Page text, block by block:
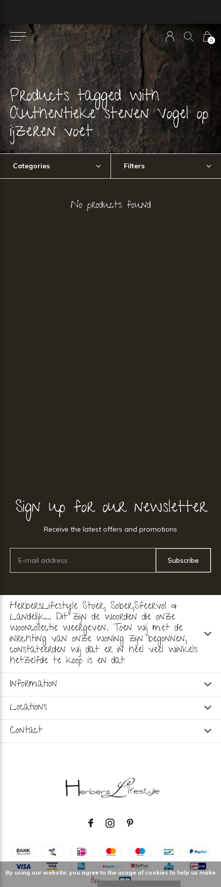
0
Products tagged with
Authentieke stenen Vogel op
ijzeren voet
Categories Filters
No products found
Sign up for our newsletter
Receive the latest offers and promotions
Subscribe
HerbersLifestyle Stoer, Sober,Sfeervol &
Landelijk... Dit zijn de woorden die onze
wooncollectie weergeven. Toen wij met de
inrichting van onze woning zijn begonnen,
constateerden wij dat er in heel veel winkels
hetzelfde te koop is en dat
Information
Locations
Contact
By using our website, you agree to the usage of cookies to help us make